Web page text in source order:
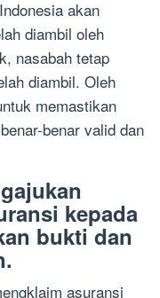
akan
diambil oleh
nasabah tetap
diambil. Oleh
memastikan
benar valid dan
kepada
bukti dan
asuransi